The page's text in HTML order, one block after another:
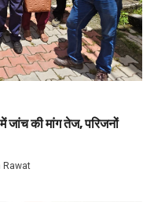
जांच की मांग तेज, परिजनों
Rawat